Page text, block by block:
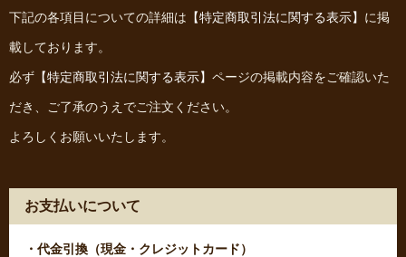
下記の各項目についての詳細は 【特定商取引法に関する表示】 に掲
載しております。
必ず 【特定商取引法に関する表示】 ページの掲載内容をご確認いた
だき、ご了承のうえでご注文ください。
よろしくお願いいたします。
お支払いについて
・代金引換（現金・クレジットカード）